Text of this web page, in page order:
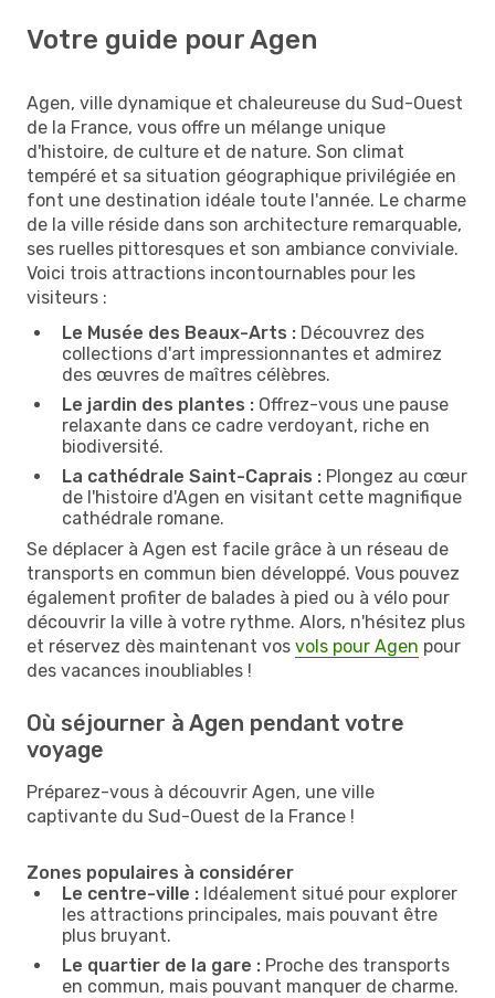
Votre guide pour Agen
Agen, ville dynamique et chaleureuse du Sud-Ouest
de la France, vous offre un mélange unique
d'histoire, de culture et de nature. Son climat
tempéré et sa situation géographique privilégiée en
font une destination idéale toute l'année. Le charme
de la ville réside dans son architecture remarquable,
ses ruelles pittoresques et son ambiance conviviale.
Voici trois attractions incontournables pour les
visiteurs :
Le Musée des Beaux-Arts : Découvrez des
collections d'art impressionnantes et admirez
des œuvres de maîtres célèbres.
Le jardin des plantes : Offrez-vous une pause
relaxante dans ce cadre verdoyant, riche en
biodiversité.
La cathédrale Saint-Caprais : Plongez au cœur
de l'histoire d'Agen en visitant cette magnifique
cathédrale romane.
Se déplacer à Agen est facile grâce à un réseau de
transports en commun bien développé. Vous pouvez
également profiter de balades à pied ou à vélo pour
découvrir la ville à votre rythme. Alors, n'hésitez plus
et réservez dès maintenant vos vols pour Agen pour
des vacances inoubliables !
Où séjourner à Agen pendant votre
voyage
Préparez-vous à découvrir Agen, une ville
captivante du Sud-Ouest de la France !
Zones populaires à considérer
Le centre-ville : Idéalement situé pour explorer
les attractions principales, mais pouvant être
plus bruyant.
Le quartier de la gare : Proche des transports
en commun, mais pouvant manquer de charme.